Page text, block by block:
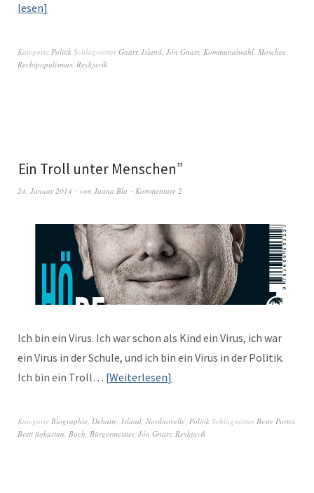
lesen
Kategorie Politik SchlagwörterGnarr, Island, Jón Gnarr, Kommunalwahl, Moschee,
Rechtpopulismus, Reykjavik
Ein Troll unter Menschen”
24. Januar 2014 von Jaana Bla Kommentare 2
Ich bin ein Virus. Ich war schon als Kind ein Virus, ich war
ein Virus in der Schule, und ich bin ein Virus in der Poli­tik.
Ich bin ein Troll… Weit­er­lesen
Kategorie Biographie Debatte Island Nordnovelle Politik Schlagwörter Beste Partei
Besti flokurinn Buch Bürgermeister, Jón Gnarr, Reykjavik